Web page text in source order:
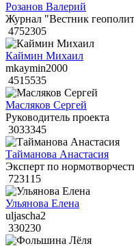
Розанов Валерий
Журнал "Вестник
4752305
Каймин Михаил
mkaymin2000
4515535
Масляков Сергей
Руководитель проекта
3033345
Тайманова Анастасия
Эксперт по
723115
Ульянова Елена
uljascha2
330230